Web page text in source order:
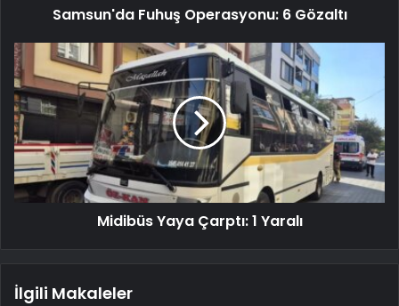
Samsun'da Fuhuş Operasyonu: 6 Gözaltı
Midibüs Yaya Çarptı: 1 Yaralı
İlgili Makaleler